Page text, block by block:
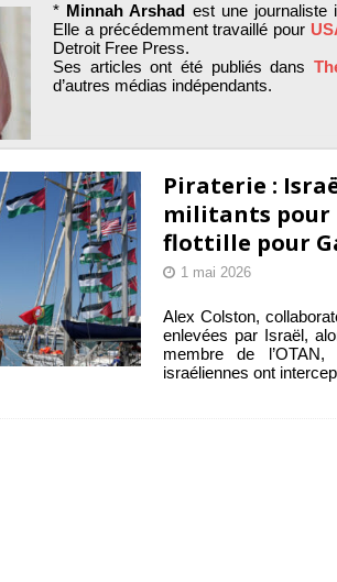
Capituler ou mourir : le « processus
6 août 2026 ]
* Minnah Arshad est une journaliste
Elle a précédemment travaillé pour
Detroit Free Press.
Ses articles ont été publiés dans
d’autres médias indépendants.
Piraterie :
militants pour
flottille pour
1 mai 2026
Alex Colston,
enlevées par Israël,
membre de
israéliennes ont